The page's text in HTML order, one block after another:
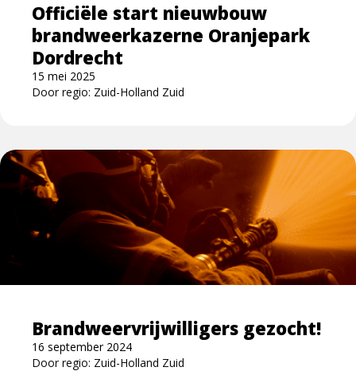
Officiële start nieuwbouw
brandweerkazerne Oranjepark
Dordrecht
15 mei 2025
Door regio: Zuid-Holland Zuid
Brandweervrijwilligers gezocht!
16 september 2024
Door regio: Zuid-Holland Zuid
Lees
meer
Brandweervrijwilligers
gezocht!